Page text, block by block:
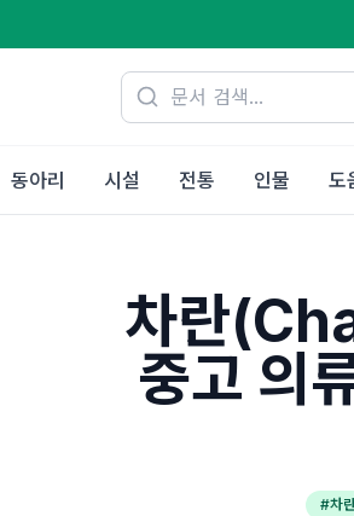
동아리 시설 전통 인물 도
차란
중고 의
#차